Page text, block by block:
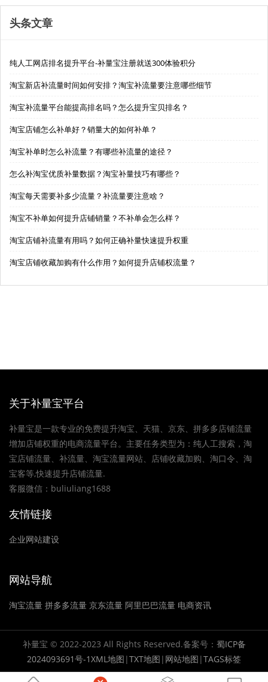
头条文章
纯人工网店排名提升平台-补量宝注册就送300体验积分
淘宝新店补流量时间如何安排？淘宝补流量要注意哪些细节
淘宝补流量平台能提高排名吗？怎么提升宝贝排名？
淘宝店铺怎么补单好？销量大的如何补单？
淘宝补单时怎么补流量？有哪些补流量的途径？
怎么补淘宝优质补量数据？淘宝补量技巧有哪些？
淘宝每天需要补多少流量？补流量要注意啥？
淘宝不补单如何提升店铺销量？不补单会怎么样？
淘宝店铺补流量有用吗？如何正确补量快速提升权重
淘宝店铺收藏加购有什么作用？如何提升店铺权流量？
关于补量宝平台
补量宝是一款专业的免费提升淘宝、天猫、京东、拼多多店铺流量
增加店铺权重的电商流量平台。主要任务类型为：纯人工搜索，淘
宝店铺流量、补流量、淘宝流量网站、店铺收藏加购、淘口令、淘
宝客等,快速提升店铺流量.
客服微信：buliuliang1688
友情链接
企业网站建设
网站导航
淘宝流量 拼多多流量 京东流量 阿里巴巴流量 电商资讯
补量宝 © 2022-2023 All Rights Reserved.备案号： 蜀ICP备
2024093691号-1XML地图 |TXT地图 | 网站地图 |TAGS标签